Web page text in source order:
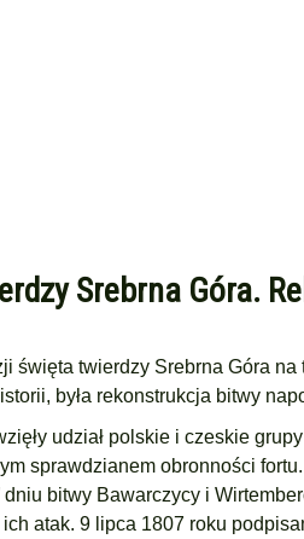
Srebrna Góra.
święta twierdzy Srebrna Góra
była rekonstrukcja bitwy
udział polskie i czeskie
sprawdzianem obronności
bitwy Bawarczycy i
atak. 9 lipca 1807 roku